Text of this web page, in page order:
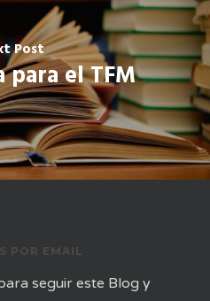
Post
para el TFM
POR EMAIL
seguir este Blog y